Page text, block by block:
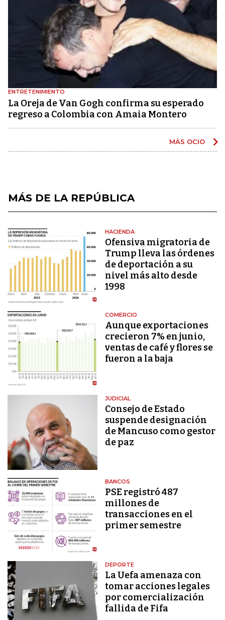
ENTRETENIMIENTO
La Oreja de Van Gogh confirma su esperado
regreso a Colombia con Amaia Montero
MÁS OCIO
MÁS DE LA REPÚBLICA
HACIENDA
Ofensiva migratoria de
Trump lleva las órdenes
de deportación a su
nivel más alto desde
1998
COMERCIO
Aunque exportaciones
crecieron 7% en junio,
ventas de café y flores se
fueron a la baja
JUDICIAL
Consejo de Estado
suspende designación
de Mancuso como gestor
de paz
BANCOS
PSE registró 487
millones de
transacciones en el
primer semestre
DEPORTE
La Uefa amenaza con
tomar acciones legales
por comercialización
fallida de Fifa